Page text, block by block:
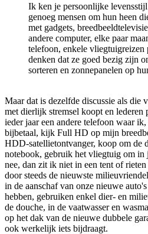
Ik ken je persoonlijke
genoeg mensen om hun heen
met gadgets,
andere computer, elke paar
telefoon, enkele vliegtuigreizen
denken dat ze goed bezig zijn
sorteren en zonnepanelen op
Maar dat is dezelfde discussie als die
met dierlijk stremsel koopt en
ieder jaar een andere telefoon waar
bijbetaal, kijk Full HD op mijn
HDD-satellietontvanger, koop om de
notebook, gebruik het vliegtuig om in
nee, dan zit ik niet in een tent of
door steeds de nieuwste
in de aanschaf van onze nieuwe
hebben, gebruiken enkel dier- en
de douche, in de vaatwasser en
op het dak van de nieuwe dubbele
ook werkelijk iets bijdraagt.